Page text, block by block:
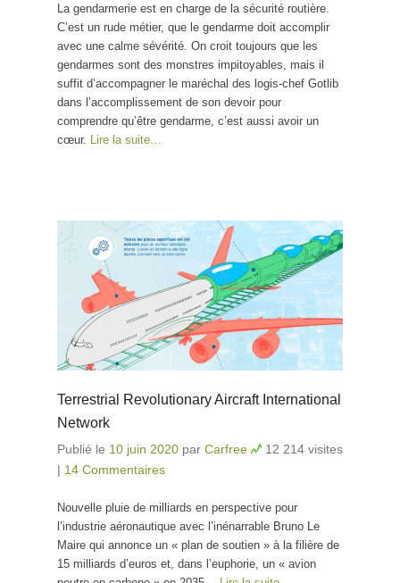
La gendarmerie est en charge de la sécurité routière.
C’est un rude métier, que le gendarme doit accomplir
avec une calme sévérité. On croit toujours que les
gendarmes sont des monstres impitoyables, mais il
suffit d’accompagner le maréchal des logis-chef Gotlib
dans l’accomplissement de son devoir pour
comprendre qu’être gendarme, c’est aussi avoir un
cœur. Lire la suite…
Terrestrial Revolutionary Aircraft International
Network
Publié le 10 juin 2020 par Carfree
12 214 visites
| 14 Commentaires
Nouvelle pluie de milliards en perspective pour
l’industrie aéronautique avec l’inénarrable Bruno Le
Maire qui annonce un « plan de soutien » à la filière de
15 milliards d’euros et, dans l’euphorie, un « avion